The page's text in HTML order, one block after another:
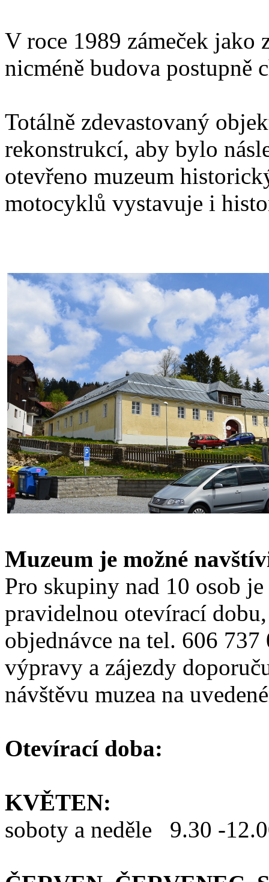
V roce 1989 zámeček
nicméně budova postupně
Totálně zdevastovaný
rekonstrukcí, aby bylo
otevřeno muzeum
motocyklů vystavuje i
Muzeum je možné
Pro skupiny nad 10 osob
pravidelnou otevírací
objednávce na tel. 606
výpravy a zájezdy
návštěvu muzea na
Otevírací doba:
KVĚTEN:
soboty a neděle 9.30 -